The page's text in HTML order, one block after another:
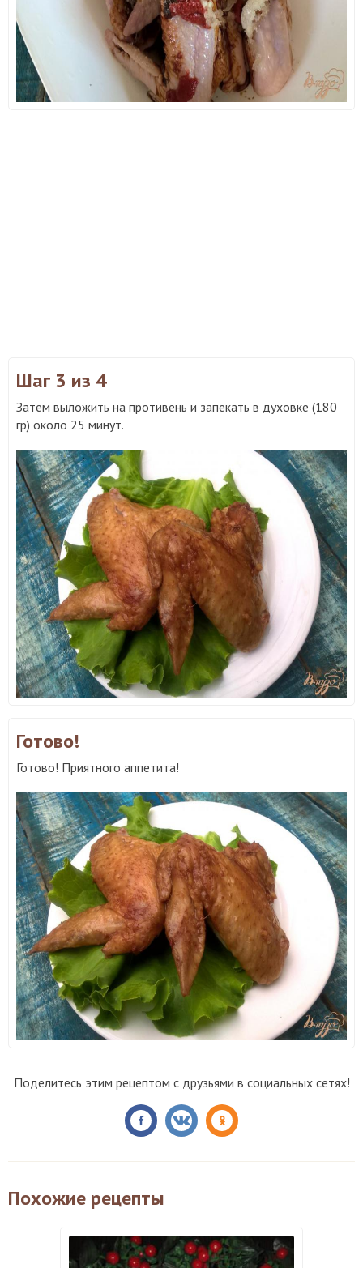
Шаг 3 из 4
Затем выложить на противень и запекать в духовке (180
гр) около 25 минут.
Готово!
Готово! Приятного аппетита!
Поделитесь этим рецептом с друзьями в социальных сетях!
Похожие рецепты